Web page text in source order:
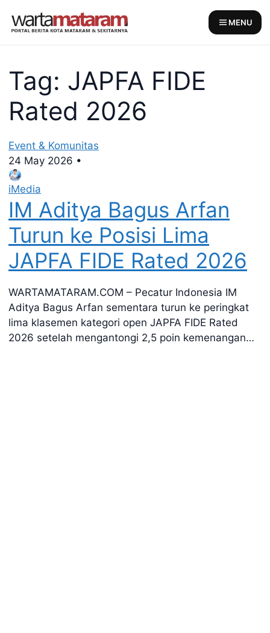
MENU
Tag: JAPFA FIDE
Rated 2026
Event & Komunitas
24 May 2026 •
iMedia
IM Aditya Bagus Arfan
Turun ke Posisi Lima
JAPFA FIDE Rated 2026
WARTAMATARAM.COM – Pecatur Indonesia IM
Aditya Bagus Arfan sementara turun ke peringkat
lima klasemen kategori open JAPFA FIDE Rated
2026 setelah mengantongi 2,5 poin kemenangan…